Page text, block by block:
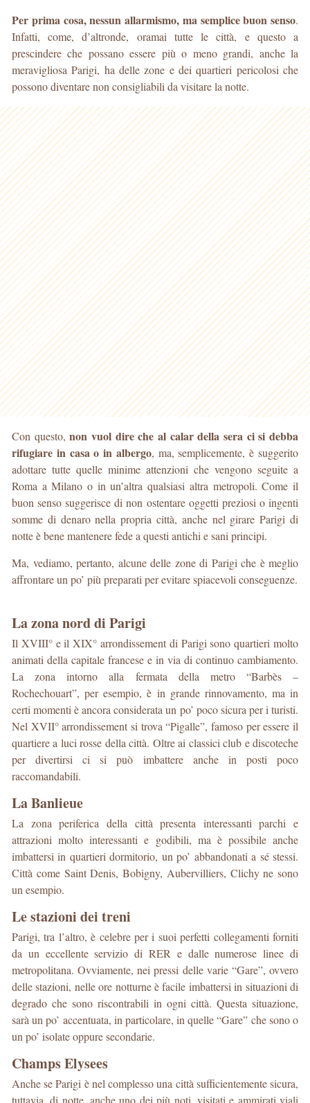
Per prima cosa, nessun allarmismo, ma semplice buon senso.
Infatti, come, d’altronde, oramai tutte le città, e questo a
prescindere che possano essere più o meno grandi, anchela
meravigliosa Parigi, ha delle zone e dei quartieri pericolosi che
possono diventare non consigliabili da visitare la notte.
Con questo,non vuol dire che al calar della sera ci si debba
rifugiare in casa o in albergo, ma, semplicemente, è suggerito
adottare tutte quelle minime attenzioni che vengono seguite a
Roma a Milano o in un’altra qualsiasi altra metropoli. Come il
buon senso suggerisce di non ostentare oggetti preziosi o ingenti
somme di denaro nella propria città, anche nel girare Parigi di
notte è bene mantenere fede a questi antichi e sani principi.
Ma, vediamo, pertanto, alcune delle zone di Parigi che è meglio
affrontare un po’ più preparati per evitare spiacevoli conseguenze.
La zona nord di Parigi
Il XVIII° e il XIX° arrondissement di Parigi sono quartieri molto
animati della capitale francese e in via di continuo cambiamento.
La zona intorno alla fermata della metro “Barbès –
Rochechouart”, per esempio, è in grande rinnovamento, ma in
certi momenti è ancora considerata un po’ poco sicura per i turisti.
Nel XVII° arrondissement si trova “Pigalle”, famoso per essere il
quartiere a luci rosse della città. Oltre ai classici club e discoteche
per divertirsi ci si può imbattere anche in posti poco
raccomandabili.
La Banlieue
La zona periferica della città presenta interessanti parchi e
attrazioni molto interessanti e godibili, ma è possibile anche
imbattersi in quartieri dormitorio, un po’ abbandonati a sé stessi.
Città come Saint Denis, Bobigny, Aubervilliers, Clichy ne sono
un esempio.
Le stazioni dei treni
Parigi, tra l’altro, è celebre per i suoi perfetti collegamenti forniti
da un eccellente servizio di RER e dalle numerose linee di
metropolitana. Ovviamente, nei pressi delle varie “Gare”, ovvero
delle stazioni, nelle ore notturne è facile imbattersi in situazioni di
degrado che sono riscontrabili in ogni città. Questa situazione,
sarà un po’ accentuata, in particolare, in quelle “Gare” che sono o
un po’ isolate oppure secondarie.
Champs Elysees
Anche se Parigi è nel complesso una città sufficientemente sicura,
tuttavia, di notte, anche uno dei più noti, visitati e ammirati viali